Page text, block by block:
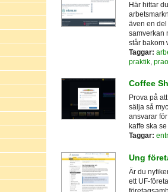
Här hittar
även en
samverkan
står bakom
Taggar:
praktik, prao
Coffee
Prova på
sälja så
ansvarar
kaffe ska
Taggar:
Ung
Är du
ett UF-